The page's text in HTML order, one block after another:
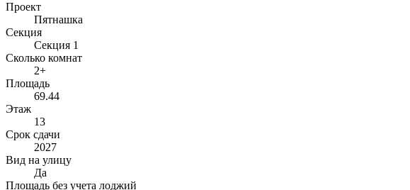
Проект
Пятнашка
Секция
Секция 1
Сколько комнат
2+
Площадь
69.44
Этаж
13
Срок сдачи
2027
Вид на улицу
Да
Площадь без учета лоджий